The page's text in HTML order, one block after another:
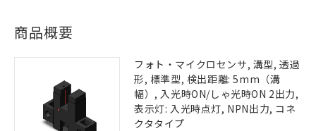
商品概要
フォト・マイクロセンサ, 溝型, 透過
形, 標準型, 検出距離: 5mm（溝
幅）, 入光時ON/しゃ光時ON 2出力,
表示灯: 入光時点灯, NPN出力, コネ
クタタイプ